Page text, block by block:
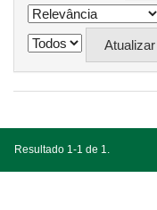
Resultado 1-1 de 1.